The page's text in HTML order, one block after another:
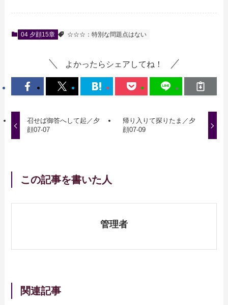
04 夕顔15章 ☆☆☆：特別な問題点はない
よかったらシェアしてね！
召せば御答へして起／夕
顔07-07
帰り入りて探りたま／夕
顔07-09
この記事を書いた人
管理者
関連記事